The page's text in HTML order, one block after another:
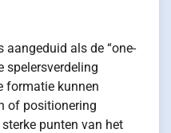
aangeduid als de “one-
spelersverdeling
formatie kunnen
of positionering
punten van het